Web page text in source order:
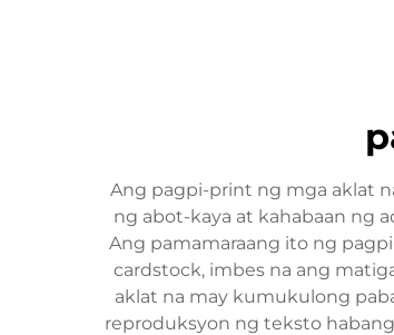
Ang pagpi-print ng mga aklat
ng abot-kaya at kahabaan ng
Ang pamamaraang ito ng
cardstock, imbes na ang
aklat na may kumukulong
reproduksyon ng teksto